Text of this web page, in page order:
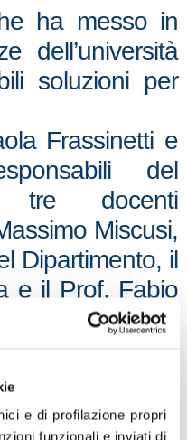
e di profilazione propri
funzionali e inviati di
ha messo in
dell’università
soluzioni per
Frassinetti e
del
tre docenti
Miscusi,
Dipartimento, il
e il Prof. Fabio
del
di un
della ricerca